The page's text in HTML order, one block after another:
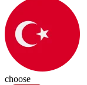
choose